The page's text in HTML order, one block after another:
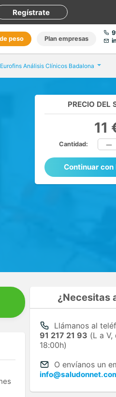
Regístrate
peso Plan empresas
Eurofins Análisis Clínicos Badalona
PRECIO DEL
11
Cantidad:
Continuar con
¿Necesitas
Llámanos al
91 217 21 93 (L a V,
18:00h)
O envíanos un